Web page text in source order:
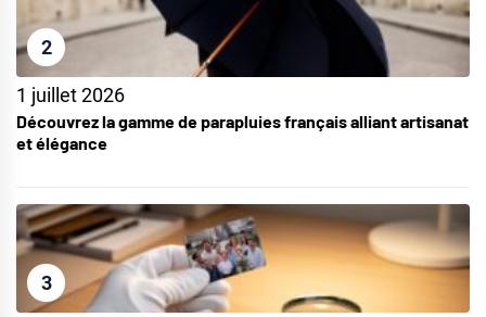
2
1 juillet 2026
Découvrez la gamme de parapluies français alliant artisanat
et élégance
3